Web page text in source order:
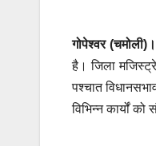
गोपेश्वर (चमोली)।
है। जिला
पश्चात
विभिन्न कार्यों